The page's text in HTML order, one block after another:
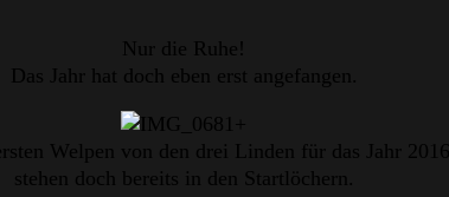
Nur die Ruhe!
Das Jahr hat doch eben erst angefangen.
Welpen von den drei Linden für das Jahr 2016
stehen doch bereits in den Startlöchern.